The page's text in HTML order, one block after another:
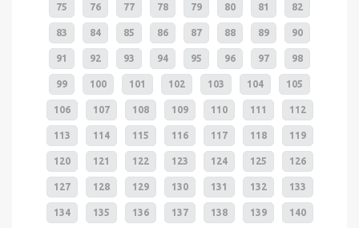
75 76 77 78 79 80 81 82
83 84 85 86 87 88 89 90
91 92 93 94 95 96 97 98
99 100 101 102 103 104 105
106 107 108 109 110 111 112
113 114 115 116 117 118 119
120 121 122 123 124 125 126
127 128 129 130 131 132 133
134 135 136 137 138 139 140